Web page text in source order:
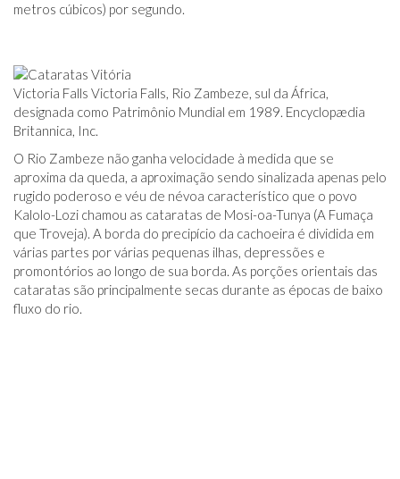
metros cúbicos) por segundo.
Victoria Falls Victoria Falls, Rio Zambeze, sul da África,
designada como Patrimônio Mundial em 1989. Encyclopædia
Britannica, Inc.
O Rio Zambeze não ganha velocidade à medida que se
aproxima da queda, a aproximação sendo sinalizada apenas pelo
rugido poderoso e véu de névoa característico que o povo
Kalolo-Lozi chamou as cataratas de Mosi-oa-Tunya (A Fumaça
que Troveja). A borda do precipício da cachoeira é dividida em
várias partes por várias pequenas ilhas, depressões e
promontórios ao longo de sua borda. As porções orientais das
cataratas são principalmente secas durante as épocas de baixo
fluxo do rio.